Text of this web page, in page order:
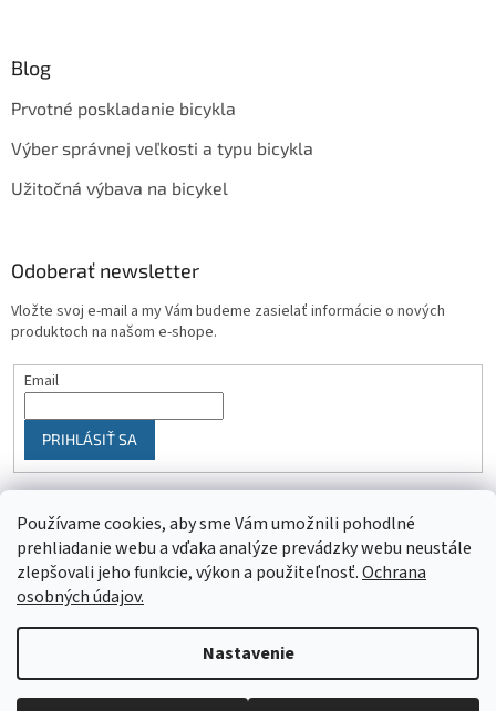
Používame cookies, aby sme Vám umožnili pohodlné
prehliadanie webu a vďaka analýze prevádzky webu neustále
zlepšovali jeho funkcie, výkon a použiteľnosť.Ochrana
osobných údajov.
Nastavenie
Objednaný tovar si môžete prevziať osobne v predajni SELEKTRA,
Blog
Prvotné poskladanie bicykla
Výber správnej veľkosti a typu bicykla
Užitočná výbava na bicykel
Odoberať newsletter
Vložte svoj e-mail a my Vám budeme zasielať informácie o nových
produktoch na našom e-shope.
Email
PRIHLÁSIŤ SA
Vytvoril Shoptet
Copyright 2026SELEKTRA. Všetky práva vyhradené.Upraviť